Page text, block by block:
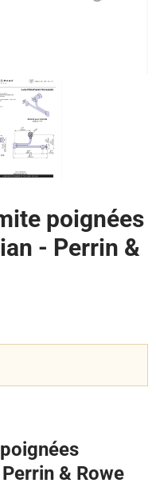
poignées
- Perrin &
& Rowe